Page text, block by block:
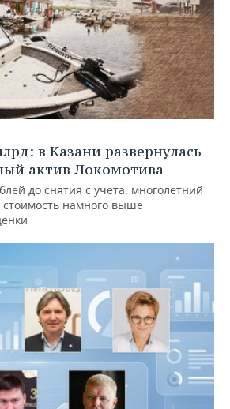
в Казани развернулась
актив Локомотива
до снятия с учета: многолетний
стоимость намного выше